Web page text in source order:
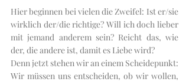
Hier beginnen bei vielen die Zweifel: Ist er/sie
wirklich der/die richtige? Will ich doch lieber
mit jemand anderem sein? Reicht das, wie
der, die andere ist, damit es Liebe wird?
Denn jetzt stehen wir an einem Scheidepunkt:
Wir müssen uns entscheiden, ob wir wollen,